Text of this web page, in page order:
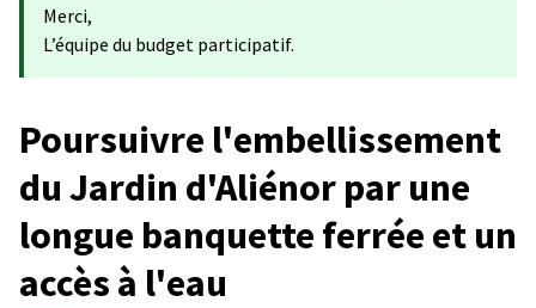
Merci,
L’équipe du budget participatif.
Poursuivre l'embellissement
du Jardin d'Aliénor par une
longue banquette ferrée et un
accès à l'eau